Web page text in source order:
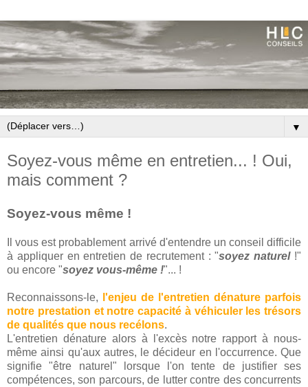
▼
Soyez-vous même en entretien... ! Oui,
mais comment ?
Soyez-vous même !
Il vous est probablement arrivé d'entendre un conseil difficile
à appliquer en entretien de recrutement : "soyez naturel!"
ou encore "soyez vous-même !"... !
Reconnaissons-le,
l'enjeu de l'entretien dénature parfois
notre prestation et notre capacité à véhiculer les trésors
de qualités que nous recélons.
L'entretien dénature alors à l'excès notre rapport à nous-
même ainsi qu'aux autres, le décideur en l'occurrence. Que
signifie "être naturel" lorsque l'on tente de justifier ses
compétences, son parcours, de lutter contre des concurrents